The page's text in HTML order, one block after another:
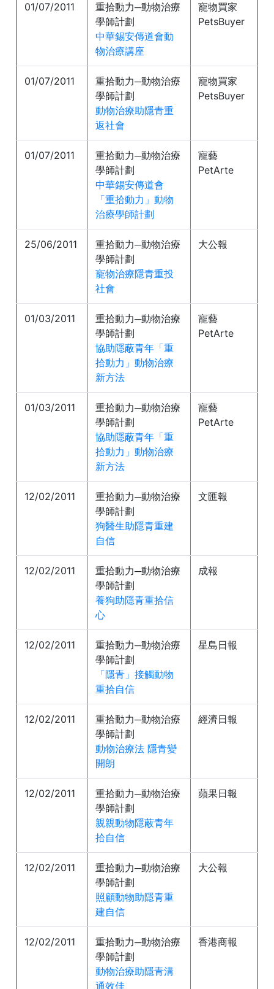
01/07/2011
重拾動力─動物治療
學師計劃
中華錫安傳道會動
物治療講座
寵物買家
PetsBuyer
01/07/2011
重拾動力─動物治療
學師計劃
動物治療助隱青重
返社會
寵物買家
PetsBuyer
01/07/2011
重拾動力─動物治療
學師計劃
中華錫安傳道會
「重拾動力」動物
治療學師計劃
寵藝
PetArte
25/06/2011
重拾動力─動物治療
學師計劃
寵物治療隱青重投
社會
大公報
01/03/2011
重拾動力─動物治療
學師計劃
協助隱蔽青年「重
拾動力」動物治療
新方法
寵藝
PetArte
01/03/2011
重拾動力─動物治療
學師計劃
協助隱蔽青年「重
拾動力」動物治療
新方法
寵藝
PetArte
12/02/2011
重拾動力─動物治療
學師計劃
狗醫生助隱青重建
自信
文匯報
12/02/2011
重拾動力─動物治療
學師計劃
養狗助隱青重拾信
心
成報
12/02/2011
重拾動力─動物治療
學師計劃
「隱青」接觸動物
重拾自信
星島日報
12/02/2011
重拾動力─動物治療
學師計劃
動物治療法 隱青變
開朗
經濟日報
12/02/2011
重拾動力─動物治療
學師計劃
親親動物隱蔽青年
拾自信
蘋果日報
12/02/2011
重拾動力─動物治療
學師計劃
照顧動物助隱青重
建自信
大公報
12/02/2011
重拾動力─動物治療
學師計劃
動物治療助隱青溝
通效佳
香港商報